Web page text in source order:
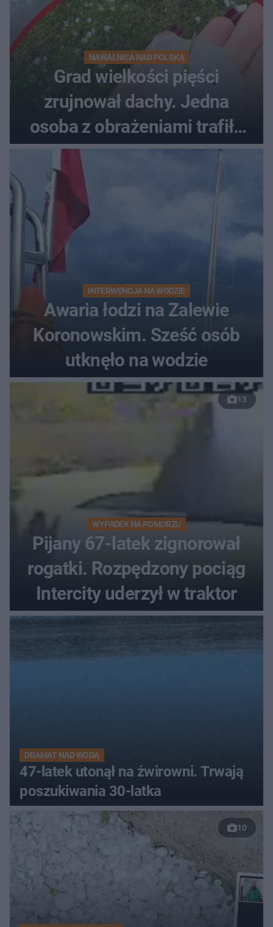
NAWAŁNICA NAD POLSKĄ
Grad wielkości pięści
zrujnował dachy. Jedna
osoba z obrażeniami trafiła
do szpitala
INTERWENCJA NA WODZIE
Awaria łodzi na Zalewie
Koronowskim. Sześć osób
utknęło na wodzie
13
WYPADEK NA POMORZU
Pijany 67-latek zignorował
rogatki. Rozpędzony pociąg
Intercity uderzył w traktor
DRAMAT NAD WODĄ
47-latek utonął na żwirowni. Trwają
poszukiwania 30-latka
10